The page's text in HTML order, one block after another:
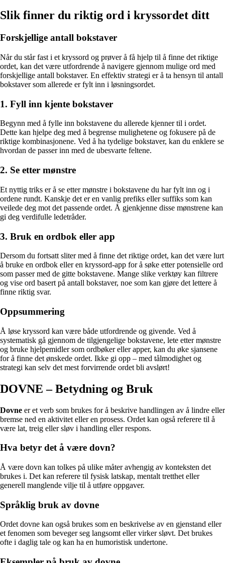
Slik finner du riktig ord i kryssordet ditt
Forskjellige antall bokstaver
Når du står fast i et kryssord og prøver å få hjelp til å finne det riktige
ordet, kan det være utfordrende å navigere gjennom mulige ord med
forskjellige antall bokstaver. En effektiv strategi er å ta hensyn til antall
bokstaver som allerede er fylt inn i løsningsordet.
1. Fyll inn kjente bokstaver
Begynn med å fylle inn bokstavene du allerede kjenner til i ordet.
Dette kan hjelpe deg med å begrense mulighetene og fokusere på de
riktige kombinasjonene. Ved å ha tydelige bokstaver, kan du enklere se
hvordan de passer inn med de ubesvarte feltene.
2. Se etter mønstre
Et nyttig triks er å se etter mønstre i bokstavene du har fylt inn og i
ordene rundt. Kanskje det er en vanlig prefiks eller suffiks som kan
veilede deg mot det passende ordet. Å gjenkjenne disse mønstrene kan
gi deg verdifulle ledetråder.
3. Bruk en ordbok eller app
Dersom du fortsatt sliter med å finne det riktige ordet, kan det være lurt
å bruke en ordbok eller en kryssord-app for å søke etter potensielle ord
som passer med de gitte bokstavene. Mange slike verktøy kan filtrere
og vise ord basert på antall bokstaver, noe som kan gjøre det lettere å
finne riktig svar.
Oppsummering
Å løse kryssord kan være både utfordrende og givende. Ved å
systematisk gå gjennom de tilgjengelige bokstavene, lete etter mønstre
og bruke hjelpemidler som ordbøker eller apper, kan du øke sjansene
for å finne det ønskede ordet. Ikke gi opp – med tålmodighet og
strategi kan selv det mest forvirrende ordet bli avslørt!
DOVNE – Betydning og Bruk
Dovne er et verb som brukes for å beskrive handlingen av å lindre eller
bremse ned en aktivitet eller en prosess. Ordet kan også referere til å
være lat, treig eller sløv i handling eller respons.
Hva betyr det å være dovn?
Å være dovn kan tolkes på ulike måter avhengig av konteksten det
brukes i. Det kan referere til fysisk latskap, mentalt tretthet eller
generell manglende vilje til å utføre oppgaver.
Språklig bruk av dovne
Ordet dovne kan også brukes som en beskrivelse av en gjenstand eller
et fenomen som beveger seg langsomt eller virker sløvt. Det brukes
ofte i daglig tale og kan ha en humoristisk undertone.